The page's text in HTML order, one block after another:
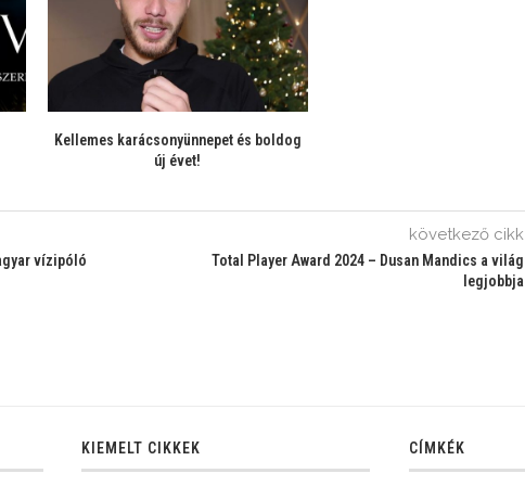
Kellemes karácsonyünnepet és boldog
új évet!
vízipóló
következő cikk
Total Player Award 2024 – Dusan Mandics a világ
legjobbja
KIEMELT CIKKEK CÍMKÉK